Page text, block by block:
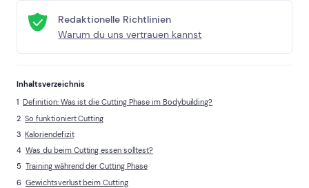
Redaktionelle Richtlinien
Warum du uns vertrauen kannst
Inhaltsverzeichnis
Definition: Was ist die Cutting Phase im Bodybuilding?
So funktioniert Cutting
Kaloriendefizit
Was du beim Cutting essen solltest?
Training während der Cutting Phase
Gewichtsverlust beim Cutting